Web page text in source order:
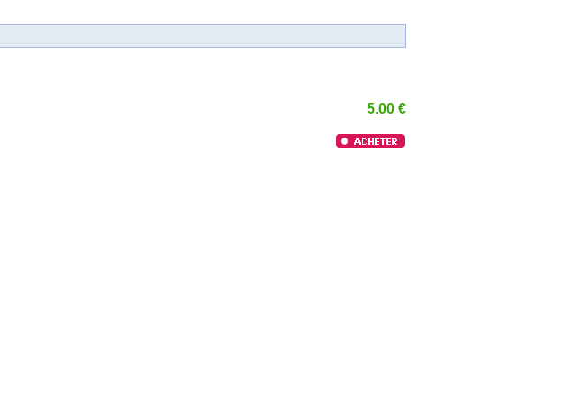
5.00 €